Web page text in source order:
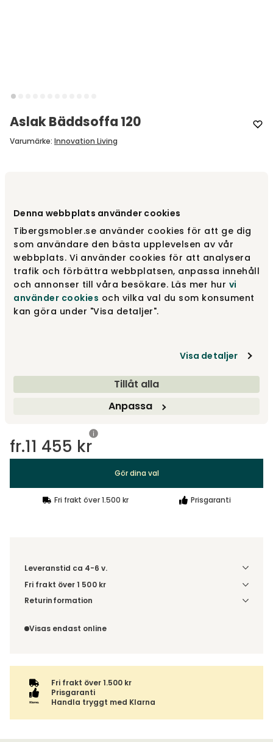
Denna webbplats använder cookies
Tibergsmobler.se använder cookies för att ge dig
som användare den bästa upplevelsen av vår
webbplats. Vi använder cookies för att analysera
trafik och förbättra webbplatsen, anpassa innehåll
och annonser till våra besökare. Läs mer hur vi
använder cookies och vilka val du som konsument
kan göra under "Visa detaljer".
Visa detaljer
Tillåt alla
Anpassa
Aslak Bäddsoffa 120
Varumärke: Innovation Living
Aslak
fr.9 690 kr
Designa själv
Rekommenderade tillval
Rekommenderade tillval
fr.11 455 kr
Gör dina val
Fri frakt över 1.500 kr Prisgaranti
Leveranstid ca 4-6 v.
Fri frakt över 1 500 kr
Välj utförande via 'Gör dina val' för fraktinformation på din
Returinformation
inte av ångerrätten.
Visas endast online
Fri frakt över 1.500 kr
Prisgaranti
Handla tryggt med Klarna